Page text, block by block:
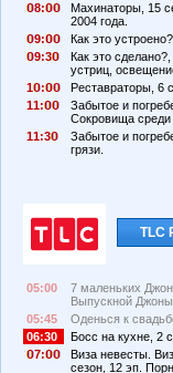
8:
Махинаторы, 15
2004 года.
9:
Как это
9:3
Как это
устриц,
1
:
Реставраторы, 6
11:
Забытое и
Сокровища
11:3
Забытое и
грязи.
TLC
05:00
7 маленьких
Выпускной
05:45
Оденься к
06:30
Босс на кухне, 2
7:
Виза невесты.
сезон, 12 эп.